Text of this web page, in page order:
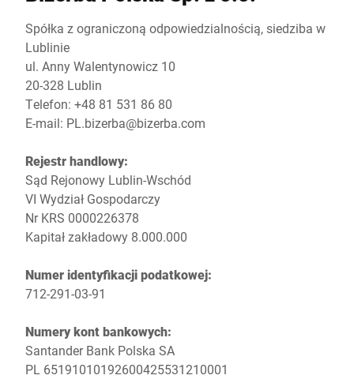
Globalna strona internetowa
Spółka z ograniczoną odpowiedzialnością, siedziba w
Lublinie
ul. Anny Walentynowicz 10
20-328 Lublin
Telefon: +48 81 531 86 80
E-mail: PL.bizerba@bizerba.com
Rejestr handlowy:
Sąd Rejonowy Lublin-Wschód
VI Wydział Gospodarczy
Nr KRS 0000226378
Kapitał zakładowy 8.000.000
Numer identyfikacji podatkowej:
712-291-03-91
Numery kont bankowych:
Santander Bank Polska SA
PL 65191010192600425531210001